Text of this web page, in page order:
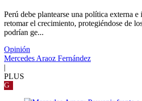
Perú debe plantearse una política externa e
retomar el crecimiento, protegiéndose de
podrían ge...
Opinión
Mercedes Araoz Fernández
|
PLUS
G